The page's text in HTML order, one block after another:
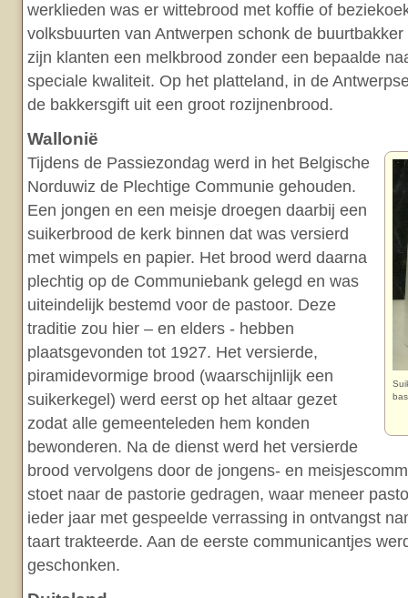
werklieden was er wittebrood met koffie of
volksbuurten van Antwerpen schonk de
zijn klanten een melkbrood zonder een bepaalde
speciale kwaliteit. Op het platteland, in de
de bakkersgift uit een groot rozijnenbrood.
Wallonië
Tijdens de Passiezondag werd in het Belgische
Norduwiz de Plechtige Communie gehouden.
Een jongen en een meisje droegen daarbij een
suikerbrood de kerk binnen dat was versierd
met wimpels en papier. Het brood werd daarna
plechtig op de Communiebank gelegd en was
uiteindelijk bestemd voor de pastoor. Deze
traditie zou hier – en elders - hebben
plaatsgevonden tot 1927. Het versierde,
piramidevormige brood (waarschijnlijk een
suikerkegel) werd eerst op het altaar gezet
zodat alle gemeenteleden hem konden
bewonderen. Na de dienst werd het versierde
brood vervolgens door de jongens- en
stoet naar de pastorie gedragen, waar meneer
ieder jaar met gespeelde verrassing in ontvangst
taart trakteerde. Aan de eerste communicantjes
geschonken.